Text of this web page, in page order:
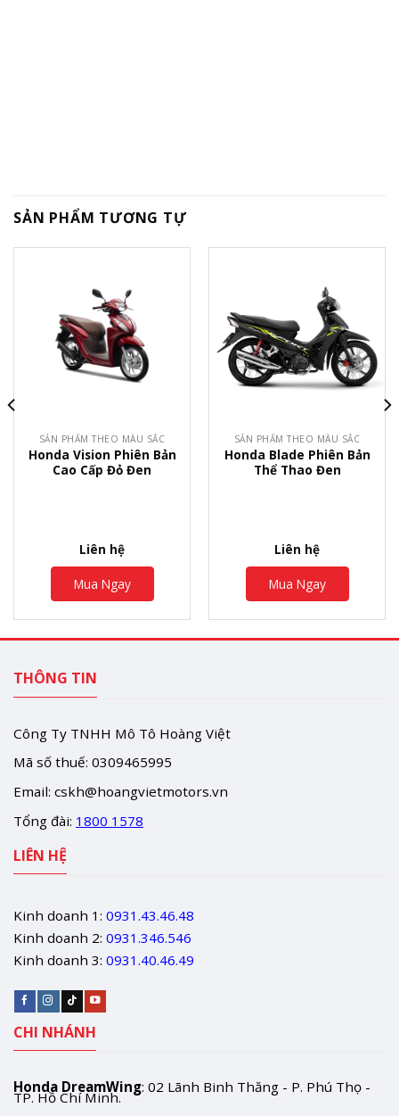
SẢN PHẨM TƯƠNG TỰ
SẢN PHẨM THEO MÀU SẮC
Honda Vision Phiên Bản
Cao Cấp Đỏ Đen
Liên hệ
Mua Ngay
SẢN PHẨM THEO MÀU SẮC
Honda Blade Phiên Bản
Thể Thao Đen
Liên hệ
Mua Ngay
THÔNG TIN
Công Ty TNHH Mô Tô Hoàng Việt
Mã số thuế: 0309465995
Email: cskh@hoangvietmotors.vn
Tổng đài: 1800 1578
LIÊN HỆ
Kinh doanh 1: 0931.43.46.48
Kinh doanh 2: 0931.346.546
Kinh doanh 3: 0931.40.46.49
CHI NHÁNH
Honda DreamWing: 02 Lãnh Binh Thăng - P. Phú Thọ -
TP. Hồ Chí Minh.